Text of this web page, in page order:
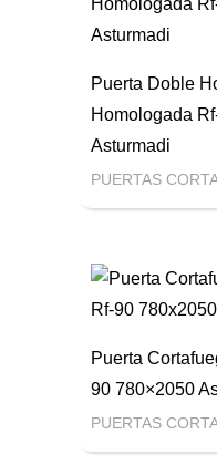
Puerta Doble
Homologada
Asturmadi
PUERTAS
Puerta
90 780×2050
PUERTAS